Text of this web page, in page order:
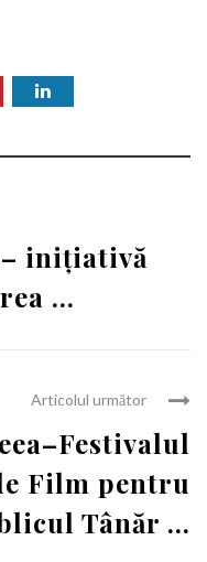
inițiativă
...
Articolul următor
Film pentru
Tânăr ...